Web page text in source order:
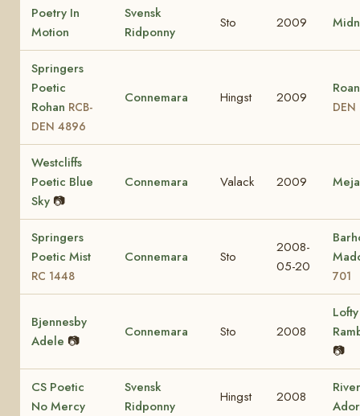
Poetry In
Motion
Svensk
Ridponny
Sto 2009
Springers
Poetic
Rohan RCB-
DEN 4896
Connemara Hingst 2009
Westcliffs
Poetic Blue
Sky 📷
Connemara Valack 2009
Springers
Poetic Mist
RC 1448
Connemara Sto
2008-
05-20
701
Bjennesby
Adele 📷
Connemara Sto 2008
📷
CS Poetic
No Mercy
Svensk
Ridponny
Hingst 2008